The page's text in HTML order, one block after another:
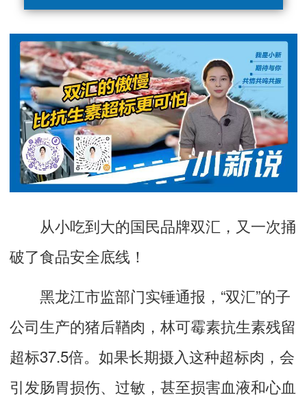
从小吃到大的国民品牌双汇，又一次捅
破了食品安全底线！
黑龙江市监部门实锤通报，“双汇”的子
公司生产的猪后鞧肉，林可霉素抗生素残留
超标37.5倍。如果长期摄入这种超标肉，会
引发肠胃损伤、过敏，甚至损害血液和心血